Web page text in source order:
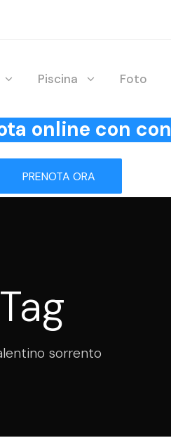
Piscina Foto
online con
PRENOTA ORA
Tag
sorrento